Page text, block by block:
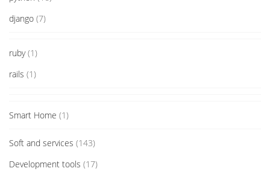
django (7)
ruby(1)
rails (1)
Smart Home (1)
Soft and services (143)
Development tools (17)